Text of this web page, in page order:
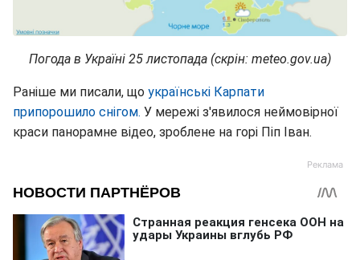
Погода в Україні 25 листопада (скрін: meteo.gov.ua)
Раніше ми писали, що українські Карпати
припорошило снігом. У мережі з'явилося неймовірної
краси панорамне відео, зроблене на горі Піп Іван.